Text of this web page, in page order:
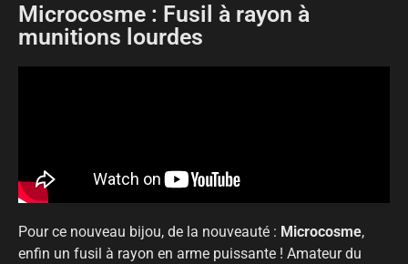
Microcosme : Fusil à rayon à
munitions lourdes
Pour ce nouveau bijou, de la nouveauté : Microcosme,
enfin un fusil à rayon en arme puissante ! Amateur du